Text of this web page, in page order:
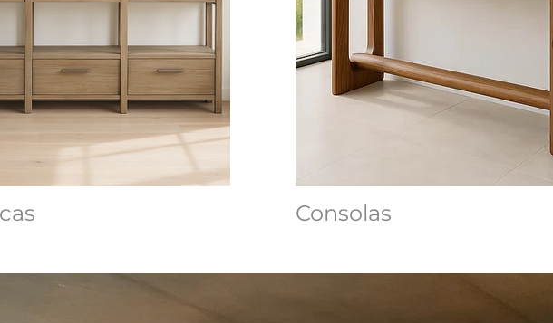
Consolas